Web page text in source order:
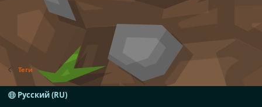
Теги
Русский (RU)